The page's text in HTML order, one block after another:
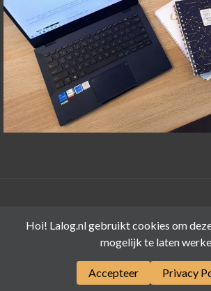
Hoi! Lalog.nl gebruikt cookies om
mogelijk te laten
Accepteer Privacy